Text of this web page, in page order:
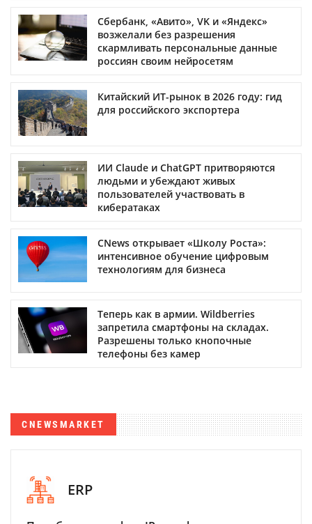
Сбербанк, «Авито», VK и «Яндекс»
возжелали без разрешения
скармливать персональные данные
россиян своим нейросетям
Китайский ИТ-рынок в 2026 году: гид
для российского экспортера
ИИ Claude и ChatGPT притворяются
людьми и убеждают живых
пользователей участвовать в
кибератаках
CNews открывает «Школу Роста»:
интенсивное обучение цифровым
технологиям для бизнеса
Теперь как в армии. Wildberries
запретила смартфоны на складах.
Разрешены только кнопочные
телефоны без камер
CNEWSMARKET
ERP